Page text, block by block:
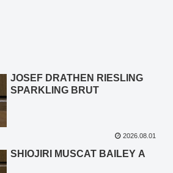
JOSEF DRATHEN RIESLING
SPARKLING BRUT
2026.08.01
SHIOJIRI MUSCAT BAILEY A